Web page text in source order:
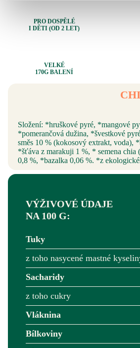
PRO DOSPĚLÉ
I DĚTI (OD 2 LET)
VELKÉ
170G BALENÍ
Složení: *hruškové pyré, *mangové
*pomerančová dužina, *švestkové
směs 10 % (kokosový extrakt, voda),
*šťáva z marakuji 1 %, * semena chia
0,8 %, *bazalka 0,06 %. *z
VÝŽIVOVÉ ÚDAJE
NA 100 G:
Tuky
z toho nasycené mastné
Sacharidy
z toho cukry
Vláknina
Bílkoviny